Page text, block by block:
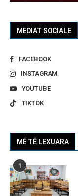
MEDIAT SOCIALE
FACEBOOK
INSTAGRAM
YOUTUBE
TIKTOK
MË TË LEXUARA
1